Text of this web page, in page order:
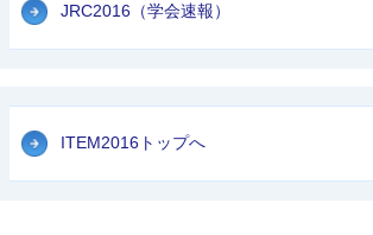
JRC2016（学会速報）
ITEM2016トップへ